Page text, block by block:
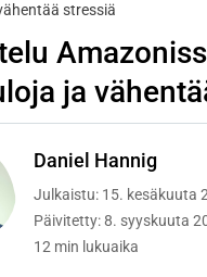
stressiä
ja
Daniel Hannig
Julkaistu: 15. kesäkuuta
Päivitetty: 8. syyskuuta
12 min lukuaika